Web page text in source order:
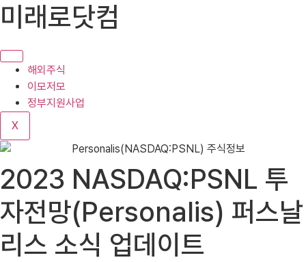
텐
로
기
미래로닷컴
해외주식
이모저모
정부지원사업
X
2023 NASDAQ:PSNL 투
자전망(Personalis) 퍼스날
리스 소식 업데이트